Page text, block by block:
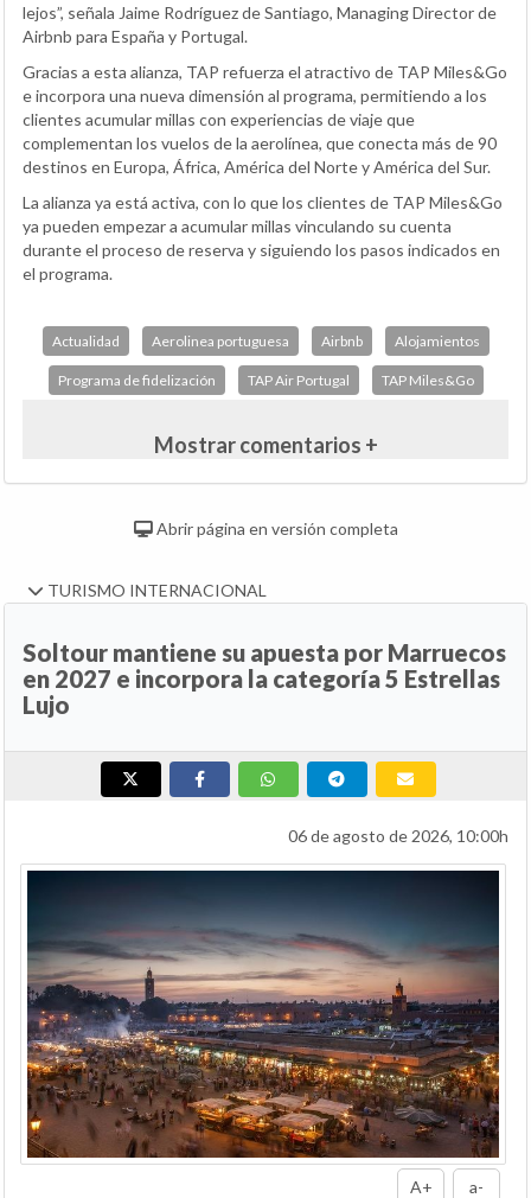
lejos”, señala Jaime Rodríguez de Santiago, Managing Director de
Airbnb para España y Portugal.
Gracias a esta alianza, TAP refuerza el atractivo de TAP Miles&Go
e incorpora una nueva dimensión al programa, permitiendo a los
clientes acumular millas con experiencias de viaje que
complementan los vuelos de la aerolínea, que conecta más de 90
destinos en Europa, África, América del Norte y América del Sur.
La alianza ya está activa, con lo que los clientes de TAP Miles&Go
ya pueden empezar a acumular millas vinculando su cuenta
durante el proceso de reserva y siguiendo los pasos indicados en
el programa.
Actualidad Aerolinea portuguesa Airbnb Alojamientos
Programa de fidelización TAP Air Portugal TAP Miles&Go
Mostrar comentarios +
Abrir página en versión completa
TURISMO INTERNACIONAL
Soltour mantiene su apuesta por Marruecos
en 2027 e incorpora la categoría 5 Estrellas
Lujo
06 de agosto de 2026, 10:00h
A+ a-